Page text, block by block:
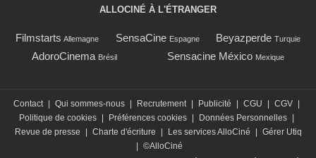
ALLOCINÉ À L'ÉTRANGER
Filmstarts Allemagne SensaCine Espagne Beyazperde Turquie
AdoroCinema Brésil Sensacine México Mexique
Contact Qui sommes-nous Recrutement Publicité CGU CGV
Politique de cookies
Préférences cookies Données Personnelles
Revue de presse
Charte d'écriture Les services AlloCiné
Gérer Utiq
©AlloCiné